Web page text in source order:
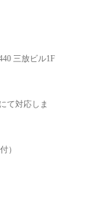
三放ビル1F
て対応しま
）